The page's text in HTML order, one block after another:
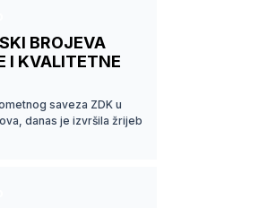
BROJEVA
I KVALITETNE
saveza ZDK u
danas je izvršila žrijeb